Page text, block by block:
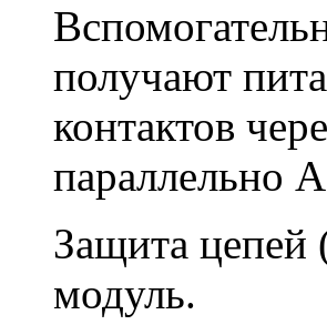
получают
контактов
параллельно
Защита цепей
модуль.